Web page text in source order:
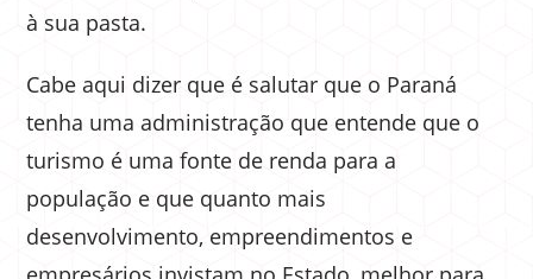
à sua pasta.
Cabe aqui dizer que é salutar que o Paraná
tenha uma administração que entende que o
turismo é uma fonte de renda para a
população e que quanto mais
desenvolvimento, empreendimentos e